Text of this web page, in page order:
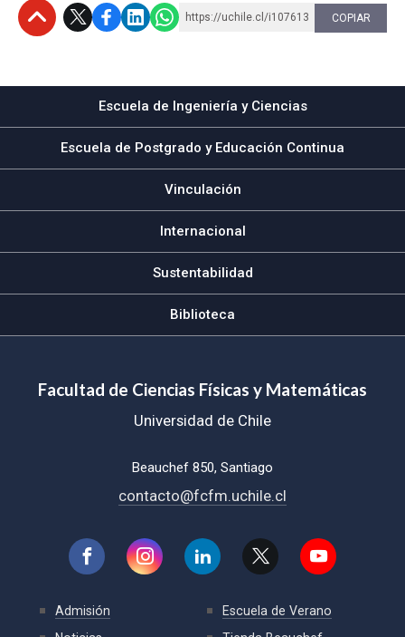
https://uchile.cl/i107613 COPIAR
Escuela de Ingeniería y Ciencias
Escuela de Postgrado y Educación Continua
Vinculación
Internacional
Sustentabilidad
Biblioteca
Facultad de Ciencias Físicas y Matemáticas
Universidad de Chile
Beauchef 850, Santiago
contacto@fcfm.uchile.cl
Admisión
Escuela de Verano